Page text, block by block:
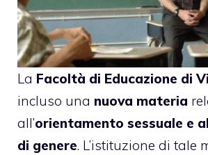
La Facoltà di Educazione di
incluso una nuova materia
all’orientamento sessuale e
di genere. L’istituzione di tale